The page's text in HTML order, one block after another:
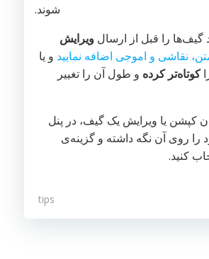
شوند.
گیف‌ها را قبل از ارسال ویرایش
نقاشی و اموجی اضافه نمایید و یا
کوتاه‌تر کرده و طول آن را تغییر
کپشن یا ویرایش یک گیف، در پنل
روی آن نگه داشته و گزینه‌ی
کنید.
tips